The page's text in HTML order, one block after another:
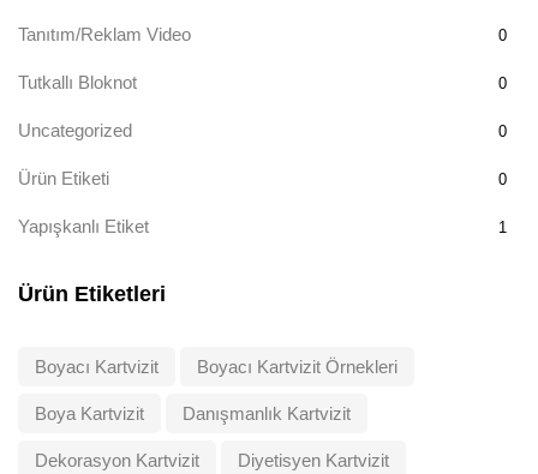
Tanıtım/Reklam Video 0
Tutkallı Bloknot 0
Uncategorized 0
Ürün Etiketi 0
Yapışkanlı Etiket 1
Ürün Etiketleri
Boyacı Kartvizit Boyacı Kartvizit Örnekleri
Boya Kartvizit Danışmanlık Kartvizit
Dekorasyon Kartvizit Diyetisyen Kartvizit